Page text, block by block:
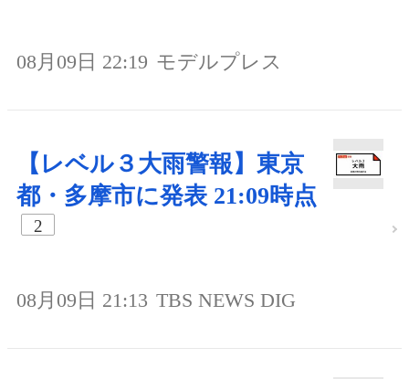
08月09日 22:19 モデルプレス
【レベル３大雨警報】東京
都・多摩市に発表 21:09時点
2
08月09日 21:13 TBS NEWS DIG